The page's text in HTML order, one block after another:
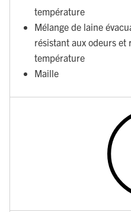
température
Mélange de laine
résistant aux odeurs et
température
Maille